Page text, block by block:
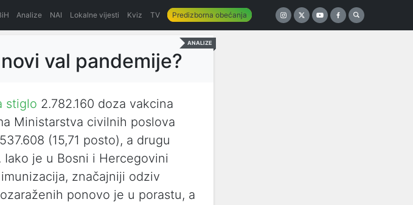
Analize NAI Lokalne vijesti Kviz TV Predizborna obećanja
ANALIZE
val pandemije?
stiglo 2.782.160 doza vakcina
Ministarstva civilnih poslova
(15,71 posto), a drugu
Iako je u Bosni i Hercegovini
značajniji odziv
ponovo je u porastu, a